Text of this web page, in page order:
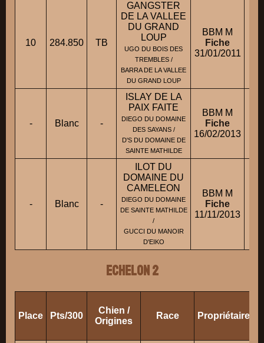
10 284.850 TB
GANGSTER
DE LA VALLEE
DU GRAND
LOUP
UGO DU BOIS DES
TREMBLES /
BARRA DE LA VALLEE
DU GRAND LOUP
BBM M
Fiche
31/01/2011
- Blanc -
ISLAY DE LA
PAIX FAITE
DIEGO DU DOMAINE
DES SAYANS /
D'S DU DOMAINE DE
SAINTE MATHILDE
BBM M
Fiche
16/02/2013
- Blanc -
ILOT DU
DOMAINE DU
CAMELEON
DIEGO DU DOMAINE
DE SAINTE MATHILDE
/
GUCCI DU MANOIR
D'EIKO
BBM M
Fiche
11/11/2013
ECHELON 2
Place Pts/300
Chien /
Origines
Race Propriétaire/